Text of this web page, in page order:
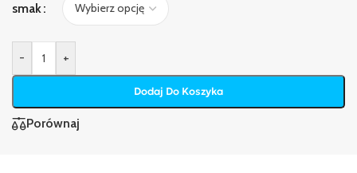
smak
- +
Dodaj Do Koszyka
Porównaj